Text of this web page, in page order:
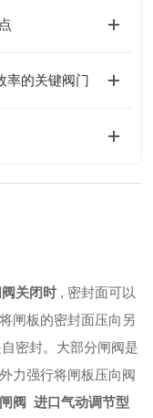
率的关键阀门
关闭时 , 密封面可以
闸板的密封面压向另
密封。大部分闸阀是
力强行将闸板压向阀
阀 进口气动调节型